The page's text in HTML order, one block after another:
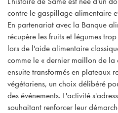
contre le gaspillage alimentaire
En partenariat avec la Banque
récupère les fruits et légumes
lors de l'aide alimentaire
comme le « dernier maillon de la
ensuite transformés en plateaux
végétariens, un choix délibéré
des événements. L'activité
souhaitant renforcer leur